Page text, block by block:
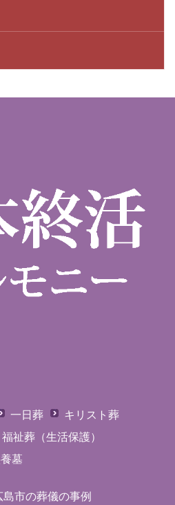
一日葬
キリスト葬
福祉葬（生活保護）
墓
島市の葬儀の事例